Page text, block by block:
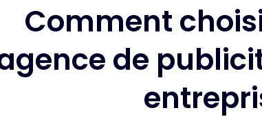
Comment
de